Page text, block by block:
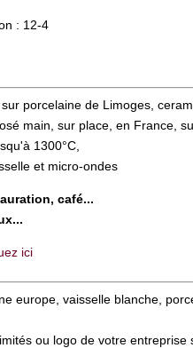
: 12-4
porcelaine de Limoges,
main, sur place, en France,
1300°C,
et micro-ondes
café...
ici
europe, vaisselle blanche,
ou logo de votre